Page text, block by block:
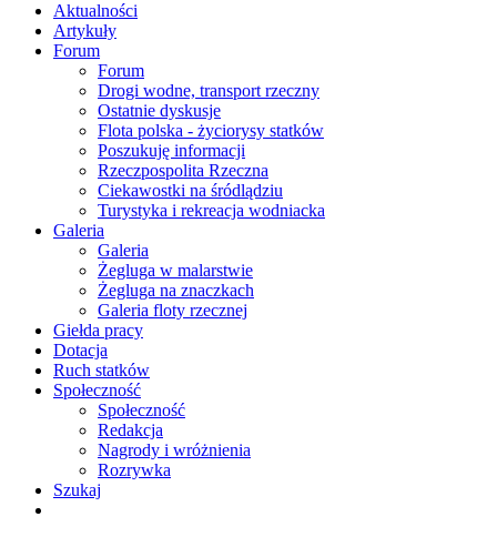
Aktualności
Artykuły
Forum
Forum
Drogi wodne, transport rzeczny
Ostatnie dyskusje
Flota polska - życiorysy statków
Poszukuję informacji
Rzeczpospolita Rzeczna
Ciekawostki na śródlądziu
Turystyka i rekreacja wodniacka
Galeria
Galeria
Żegluga w malarstwie
Żegluga na znaczkach
Galeria floty rzecznej
Giełda pracy
Dotacja
Ruch statków
Społeczność
Społeczność
Redakcja
Nagrody i wróżnienia
Rozrywka
Szukaj